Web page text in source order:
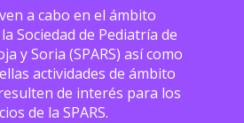
a cabo en el ámbito
Sociedad de Pediatría de
y Soria (SPARS) así como
actividades de ámbito
de interés para los
de la SPARS.